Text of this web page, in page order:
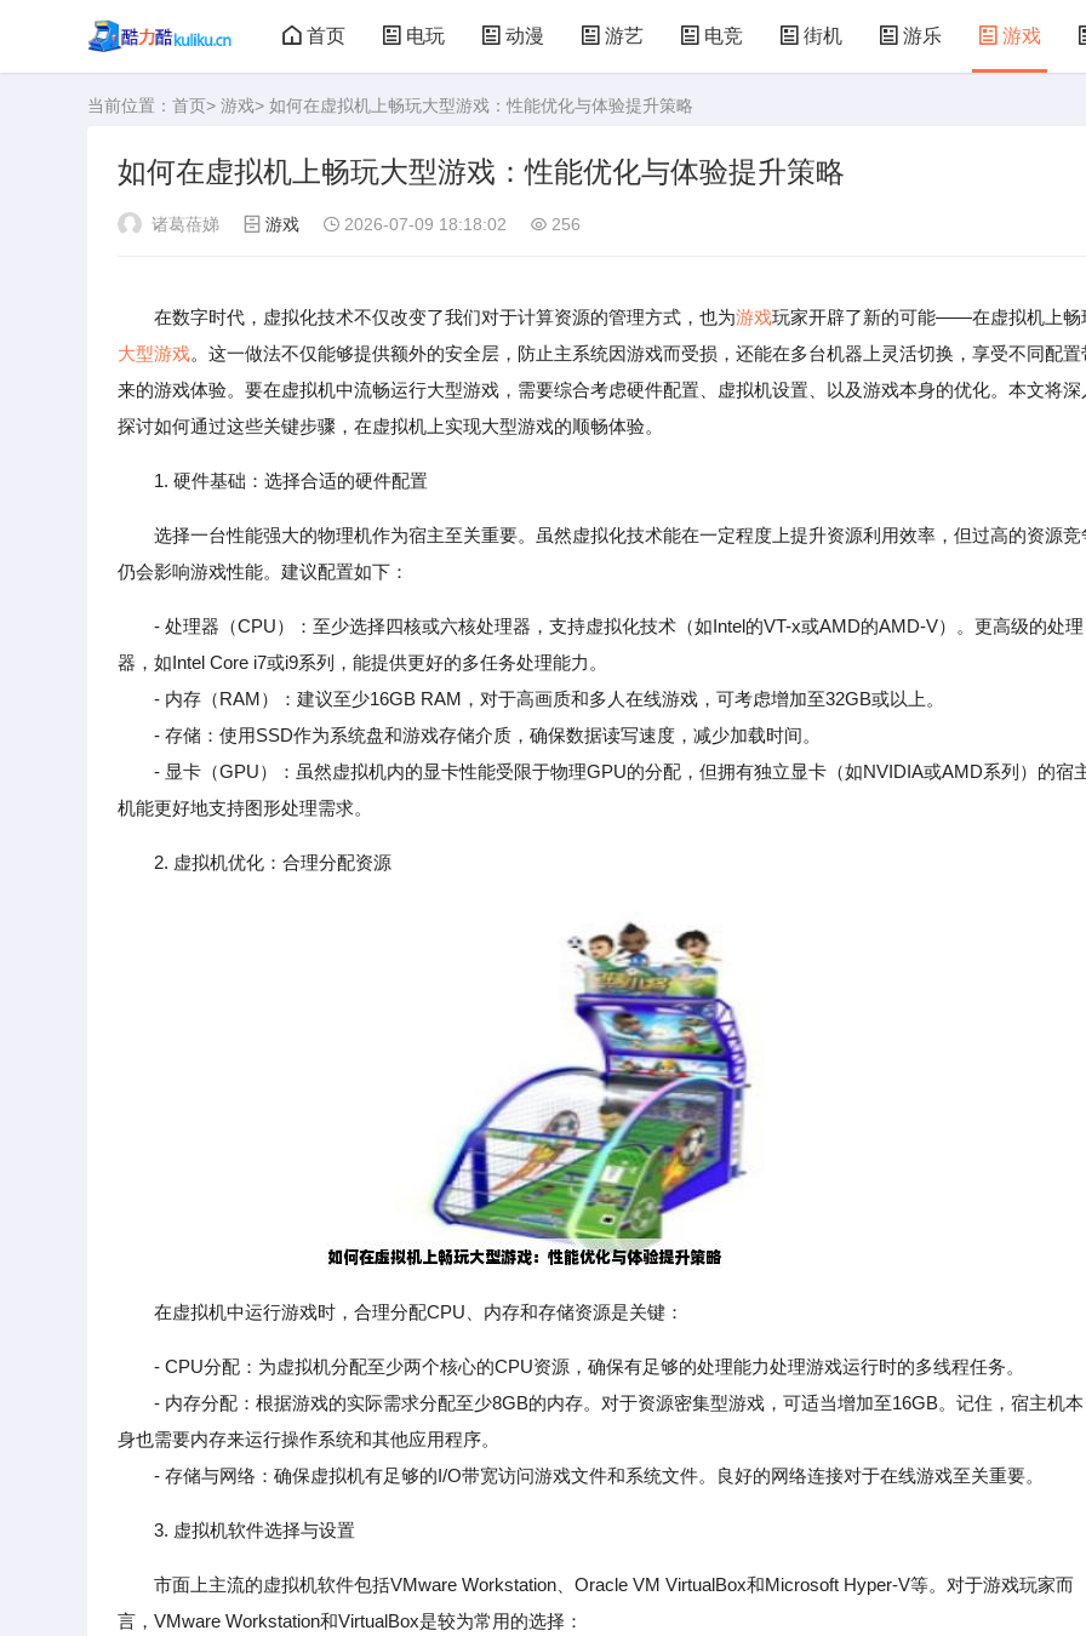
首页 电玩 动漫 游艺 电竞 街机 游乐 游戏
大型游戏 娃娃机 儿童游戏
当前位置： 首页> 游戏> 如何在虚拟机上畅玩大型游戏：性能优化与体验提升策略
如何在虚拟机上畅玩大型游戏：性能优化与体验提升策略
诸葛蓓娣 游戏 2026-07-09 18:18:02 256
在数字时代，虚拟化技术不仅改变了我们对于计算资源的管理方式，也为游戏玩家开辟了新的可能——在虚拟机上畅
大型游戏。这一做法不仅能够提供额外的安全层，防止主系统因游戏而受损，还能在多台机器上灵活切换，享受不同配置
来的游戏体验。要在虚拟机中流畅运行大型游戏，需要综合考虑硬件配置、虚拟机设置、以及游戏本身的优化。本文将深
探讨如何通过这些关键步骤，在虚拟机上实现大型游戏的顺畅体验。
1. 硬件基础：选择合适的硬件配置
选择一台性能强大的物理机作为宿主至关重要。虽然虚拟化技术能在一定程度上提升资源利用效率，但过高的资源竞
仍会影响游戏性能。建议配置如下：
- 处理器（CPU）：至少选择四核或六核处理器，支持虚拟化技术（如Intel的VT-x或AMD的AMD-V）。更高级的处理
器，如Intel Core i7或i9系列，能提供更好的多任务处理能力。
- 内存（RAM）：建议至少16GB RAM，对于高画质和多人在线游戏，可考虑增加至32GB或以上。
- 存储：使用SSD作为系统盘和游戏存储介质，确保数据读写速度，减少加载时间。
- 显卡（GPU）：虽然虚拟机内的显卡性能受限于物理GPU的分配，但拥有独立显卡（如NVIDIA或AMD系列）的宿
机能更好地支持图形处理需求。
2. 虚拟机优化：合理分配资源
在虚拟机中运行游戏时，合理分配CPU、内存和存储资源是关键：
- CPU分配：为虚拟机分配至少两个核心的CPU资源，确保有足够的处理能力处理游戏运行时的多线程任务。
- 内存分配：根据游戏的实际需求分配至少8GB的内存。对于资源密集型游戏，可适当增加至16GB。记住，宿主机本
身也需要内存来运行操作系统和其他应用程序。
- 存储与网络：确保虚拟机有足够的I/O带宽访问游戏文件和系统文件。良好的网络连接对于在线游戏至关重要。
3. 虚拟机软件选择与设置
市面上主流的虚拟机软件包括VMware Workstation、Oracle VM VirtualBox和Microsoft Hyper-V等。对于游戏玩家而
言，VMware Workstation和VirtualBox是较为常用的选择：